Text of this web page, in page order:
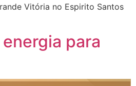
Vitória no Espirito Santos
para